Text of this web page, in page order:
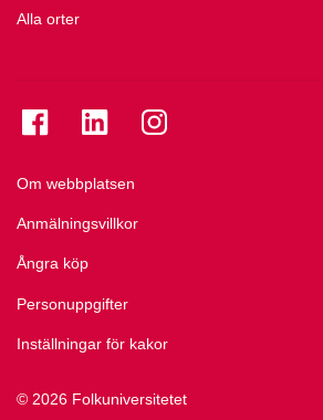
Alla orter
© 2026 Folkuniversitetet
Om webbplatsen
Anmälningsvillkor
Ångra köp
Personuppgifter
Inställningar för kakor
Se folkuniversitetet på Facebook
Se folkuniversitetet på LinkedIn